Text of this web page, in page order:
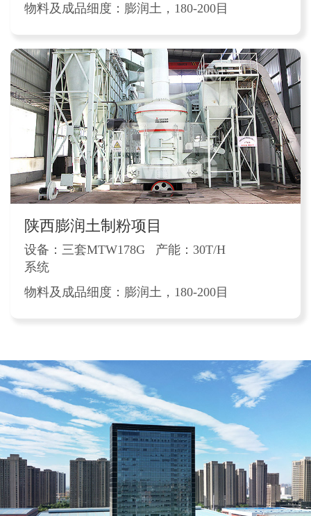
物料及成品细度：膨润土，180-200目
陕西膨润土制粉项目
设备：三套MTW178G
系统
产能：30T/H
物料及成品细度：膨润土，180-200目